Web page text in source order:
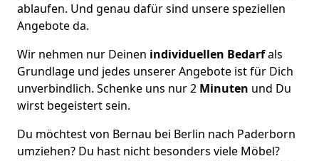
ablaufen. Und genau dafür sind unsere speziellen
Angebote da.
Wir nehmen nur Deinen individuellen Bedarfals
Grundlage und jedes unserer Angebote ist für Dich
unverbindlich. Schenke uns nur 2 Minuten und Du
wirst begeistert sein.
Du möchtest von Bernau bei Berlin nach Paderborn
umziehen? Du hast nicht besonders viele Möbel?